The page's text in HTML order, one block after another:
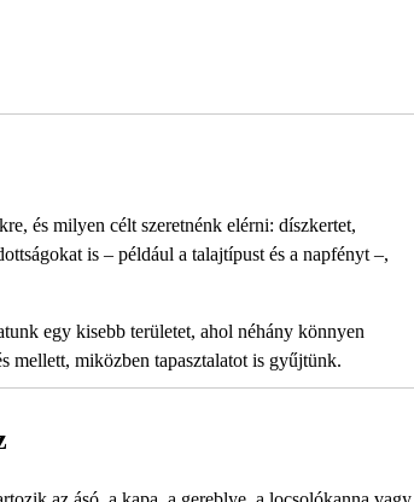
és milyen célt szeretnénk elérni: díszkertet,
is – például a talajtípust és a napfényt –,
egy kisebb területet, ahol néhány könnyen
mellett, miközben tapasztalatot is gyűjtünk.